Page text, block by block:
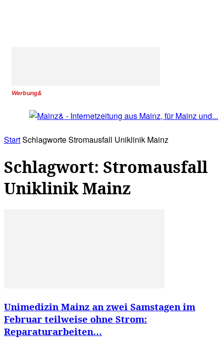
Werbung&
StartSchlagworteStromausfall Uniklinik Mainz
Schlagwort: Stromausfall
Uniklinik Mainz
Unimedizin Mainz an zwei Samstagen im
Februar teilweise ohne Strom:
Reparaturarbeiten...